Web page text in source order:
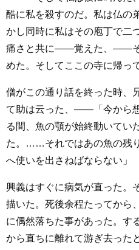
酷に私を殺すのだ。私は仏
かし同時に私はその庖丁で
痛さと共に――覚えた、――そ
めた。そしてここの寺に帰っ
僧がこの通り話を終った時、
て助は云った、――「今から
る間、魚の顎が始終動いてい
た。……それではあの魚の残
へ使いを出さねばならない」
興義はすぐに病気が直った。
描いた。死後余程たってから
に偶然落ちた事があった。す
から直ちに離れて游ぎ去った